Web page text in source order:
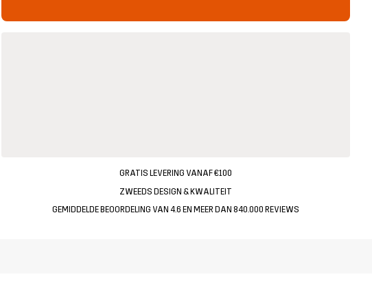
GRATIS LEVERING VANAF €100
ZWEEDS DESIGN & KWALITEIT
GEMIDDELDE BEOORDELING VAN 4.6 EN MEER DAN 840.000 REVIEWS